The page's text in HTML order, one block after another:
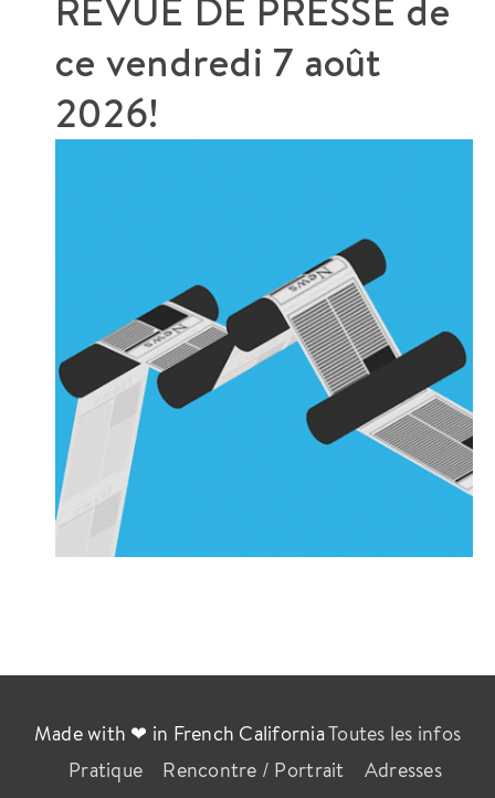
REVUE DE PRESSE de
ce vendredi 7 août
2026!
Made with ❤ in French CaliforniaToutes les infos
Pratique
Rencontre / Portrait
Adresses